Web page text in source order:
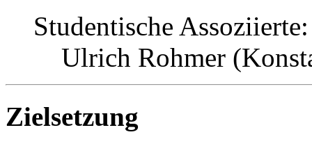
Studentische Assoziierte:
Ulrich Rohmer
Zielsetzung